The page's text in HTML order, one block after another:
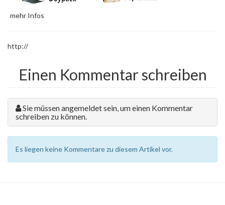
mehr Infos
http://
Einen Kommentar schreiben
Sie müssen angemeldet sein, um einen Kommentar
schreiben zu können.
Es liegen keine Kommentare zu diesem Artikel vor.